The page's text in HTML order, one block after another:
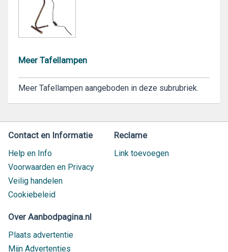
Meer Tafellampen
Meer Tafellampen aangeboden in deze subrubriek.
Contact en Informatie
Help en Info
Voorwaarden en Privacy
Veilig handelen
Cookiebeleid
Reclame
Link toevoegen
Over Aanbodpagina.nl
Plaats advertentie
Mijn Advertenties